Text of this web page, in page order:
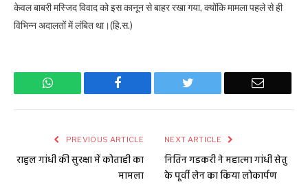
केवल बाबरी मस्जिद विवाद को इस कानून से बाहर रखा गया, क्योंकि मामला पहले से ही
विभिन्न अदालतों में लंबित था।(हि.स.)
WhatsApp Facebook Twitter Email
PREVIOUS ARTICLE
राहुल गांधी की सुरक्षा में कोताही का
मामला
NEXT ARTICLE
नितिन गडकरी ने महात्मा गांधी सेतु
के पूर्वी लेन का किया लोकार्पण